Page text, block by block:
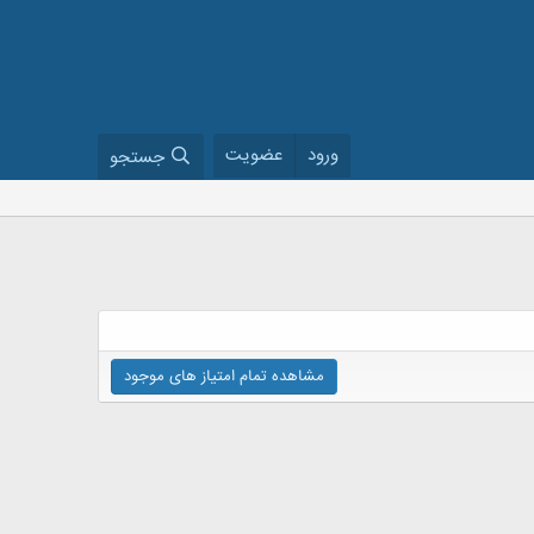
ورود عضویت جستجو
مشاهده تمام امتیاز های موجود